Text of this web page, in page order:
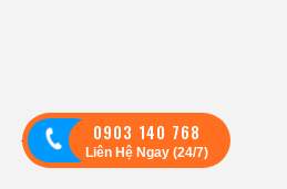
Theo dõi:
0903 140 768
Liên Hệ Ngay (24/7)